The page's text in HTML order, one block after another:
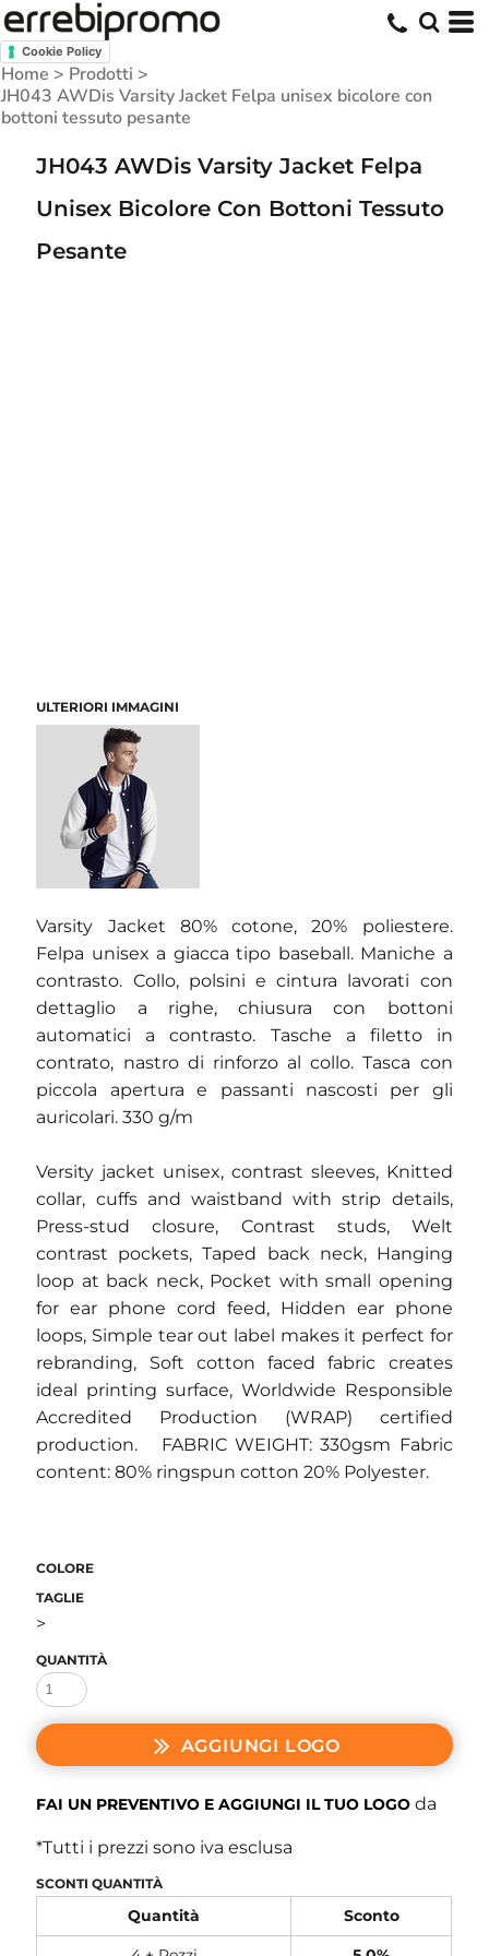
Cookie Policy
Home > Prodotti >
JH043 AWDis Varsity Jacket Felpa unisex bicolore con
bottoni tessuto pesante
JH043 AWDis Varsity Jacket Felpa
Unisex Bicolore Con Bottoni Tessuto
Pesante
ULTERIORI IMMAGINI
Varsity Jacket 80% cotone, 20% poliestere.
Felpa unisex a giacca tipo baseball. Maniche a
contrasto. Collo, polsini e cintura lavorati con
dettaglio a righe, chiusura con bottoni
automatici a contrasto. Tasche a filetto in
contrato, nastro di rinforzo al collo. Tasca con
piccola apertura e passanti nascosti per gli
auricolari. 330 g/m
Versity jacket unisex, contrast sleeves, Knitted
collar, cuffs and waistband with strip details,
Press-stud closure, Contrast studs, Welt
contrast pockets, Taped back neck, Hanging
loop at back neck, Pocket with small opening
for ear phone cord feed, Hidden ear phone
loops, Simple tear out label makes it perfect for
rebranding, Soft cotton faced fabric creates
ideal printing surface, Worldwide Responsible
Accredited Production (WRAP) certified
production. FABRIC WEIGHT: 330gsm Fabric
content: 80% ringspun cotton 20% Polyester.
COLORE
TAGLIE
>
QUANTITÀ
AGGIUNGI LOGO
FAI UN PREVENTIVO E AGGIUNGI IL TUO LOGO da
*Tutti i prezzi sono iva esclusa
SCONTI QUANTITÀ
Quantità
Sconto